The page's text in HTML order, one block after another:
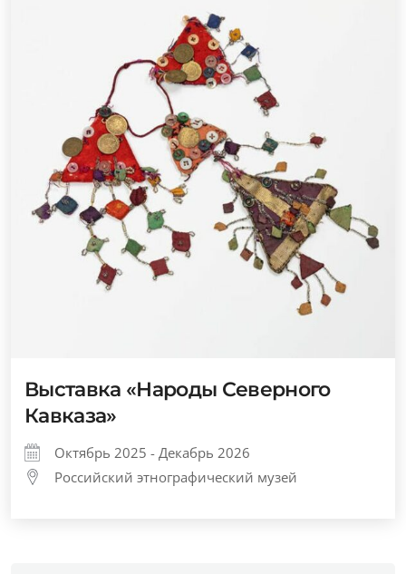
Выставка «Народы Северного
Кавказа»
Октябрь 2025 - Декабрь 2026
Российский этнографический музей